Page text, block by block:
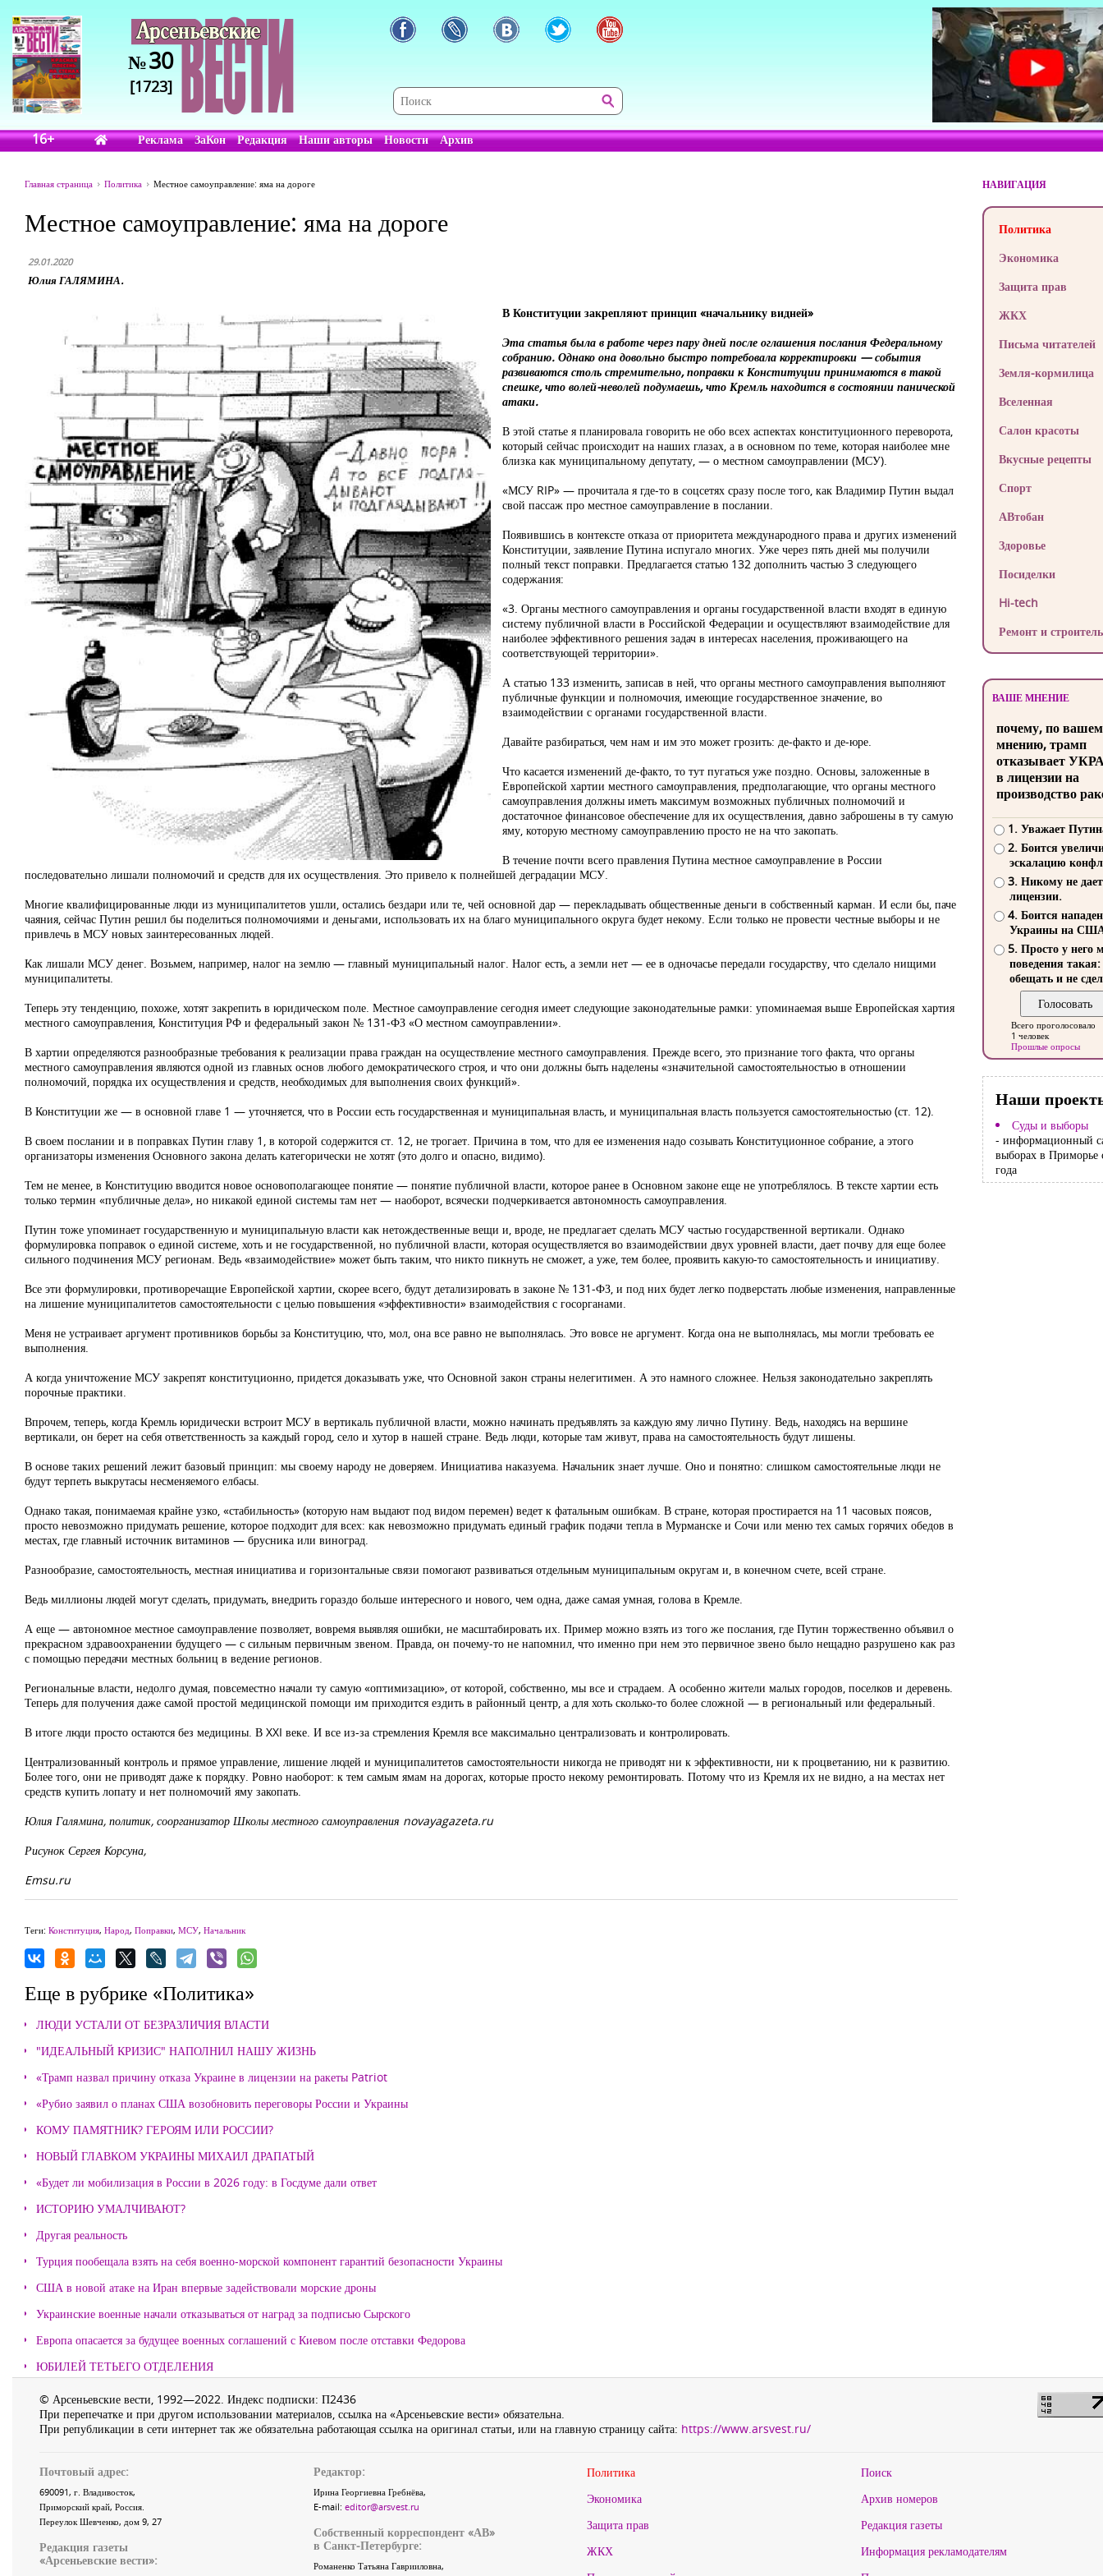
№30
[1723]
16+ Реклама ЗаКон Редакция Наши авторы Новости Архив
Главная страница Политика Местное самоуправление: яма на дороге
Местное самоуправление: яма на дороге
29.01.2020
Юлия ГАЛЯМИНА.
В Конституции закрепляют принцип «начальнику видней»
Эта статья была в работе через пару дней после оглашения послания Федеральному
собранию. Однако она довольно быстро потребовала корректировки — события
развиваются столь стремительно, поправки к Конституции принимаются в такой
спешке, что волей-неволей подумаешь, что Кремль находится в состоянии панической
атаки.
В этой статье я планировала говорить не обо всех аспектах конституционного переворота,
который сейчас происходит на наших глазах, а в основном по теме, которая наиболее мне
близка как муниципальному депутату, — о местном самоуправлении (МСУ).
«МСУ RIP» — прочитала я где-то в соцсетях сразу после того, как Владимир Путин выдал
свой пассаж про местное самоуправление в послании.
Появившись в контексте отказа от приоритета международного права и других изменений
Конституции, заявление Путина испугало многих. Уже через пять дней мы получили
полный текст поправки. Предлагается статью 132 дополнить частью 3 следующего
содержания:
«3. Органы местного самоуправления и органы государственной власти входят в единую
систему публичной власти в Российской Федерации и осуществляют взаимодействие для
наиболее эффективного решения задач в интересах населения, проживающего на
соответствующей территории».
А статью 133 изменить, записав в ней, что органы местного самоуправления выполняют
публичные функции и полномочия, имеющие государственное значение, во
взаимодействии с органами государственной власти.
Давайте разбираться, чем нам и им это может грозить: де-факто и де-юре.
Что касается изменений де-факто, то тут пугаться уже поздно. Основы, заложенные в
Европейской хартии местного самоуправления, предполагающие, что органы местного
самоуправления должны иметь максимум возможных публичных полномочий и
достаточное финансовое обеспечение для их осуществления, давно заброшены в ту самую
яму, которую местному самоуправлению просто не на что закопать.
В течение почти всего правления Путина местное самоуправление в России
последовательно лишали полномочий и средств для их осуществления. Это привело к полнейшей деградации МСУ.
Многие квалифицированные люди из муниципалитетов ушли, остались бездари или те, чей основной дар — перекладывать общественные деньги в собственный карман. И если бы, паче
чаяния, сейчас Путин решил бы поделиться полномочиями и деньгами, использовать их на благо муниципального округа будет некому. Если только не провести честные выборы и не
привлечь в МСУ новых заинтересованных людей.
Как лишали МСУ денег. Возьмем, например, налог на землю — главный муниципальный налог. Налог есть, а земли нет — ее в одночасье передали государству, что сделало нищими
муниципалитеты.
Теперь эту тенденцию, похоже, хотят закрепить в юридическом поле. Местное самоуправление сегодня имеет следующие законодательные рамки: упоминаемая выше Европейская хартия
местного самоуправления, Конституция РФ и федеральный закон № 131-ФЗ «О местном самоуправлении».
В хартии определяются разнообразные требования к реализации права граждан на осуществление местного самоуправления. Прежде всего, это признание того факта, что органы
местного самоуправления являются одной из главных основ любого демократического строя, и что они должны быть наделены «значительной самостоятельностью в отношении
полномочий, порядка их осуществления и средств, необходимых для выполнения своих функций».
В Конституции же — в основной главе 1 — уточняется, что в России есть государственная и муниципальная власть, и муниципальная власть пользуется самостоятельностью (ст. 12).
В своем послании и в поправках Путин главу 1, в которой содержится ст. 12, не трогает. Причина в том, что для ее изменения надо созывать Конституционное собрание, а этого
организаторы изменения Основного закона делать категорически не хотят (это долго и опасно, видимо).
Тем не менее, в Конституцию вводится новое основополагающее понятие — понятие публичной власти, которое ранее в Основном законе еще не употреблялось. В тексте хартии есть
только термин «публичные дела», но никакой единой системы там нет — наоборот, всячески подчеркивается автономность самоуправления.
Путин тоже упоминает государственную и муниципальную власти как нетождественные вещи и, вроде, не предлагает сделать МСУ частью государственной вертикали. Однако
формулировка поправок о единой системе, хоть и не государственной, но публичной власти, которая осуществляется во взаимодействии двух уровней власти, дает почву для еще более
сильного подчинения МСУ регионам. Ведь «взаимодействие» может быть таким, что никто пикнуть не сможет, а уже, тем более, проявить какую-то самостоятельность и инициативу.
Все эти формулировки, противоречащие Европейской хартии, скорее всего, будут детализировать в законе № 131-ФЗ, и под них будет легко подверстать любые изменения, направленные
на лишение муниципалитетов самостоятельности с целью повышения «эффективности» взаимодействия с госорганами.
Меня не устраивает аргумент противников борьбы за Конституцию, что, мол, она все равно не выполнялась. Это вовсе не аргумент. Когда она не выполнялась, мы могли требовать ее
выполнения.
А когда уничтожение МСУ закрепят конституционно, придется доказывать уже, что Основной закон страны нелегитимен. А это намного сложнее. Нельзя законодательно закреплять
порочные практики.
Впрочем, теперь, когда Кремль юридически встроит МСУ в вертикаль публичной власти, можно начинать предъявлять за каждую яму лично Путину. Ведь, находясь на вершине
вертикали, он берет на себя ответственность за каждый город, село и хутор в нашей стране. Ведь люди, которые там живут, права на самостоятельность будут лишены.
В основе таких решений лежит базовый принцип: мы своему народу не доверяем. Инициатива наказуема. Начальник знает лучше. Оно и понятно: слишком самостоятельные люди не
будут терпеть выкрутасы несменяемого елбасы.
Однако такая, понимаемая крайне узко, «стабильность» (которую нам выдают под видом перемен) ведет к фатальным ошибкам. В стране, которая простирается на 11 часовых поясов,
просто невозможно придумать решение, которое подходит для всех: как невозможно придумать единый график подачи тепла в Мурманске и Сочи или меню тех самых горячих обедов в
местах, где главный источник витаминов — брусника или виноград.
Разнообразие, самостоятельность, местная инициатива и горизонтальные связи помогают развиваться отдельным муниципальным округам и, в конечном счете, всей стране.
Ведь миллионы людей могут сделать, придумать, внедрить гораздо больше интересного и нового, чем одна, даже самая умная, голова в Кремле.
А еще — автономное местное самоуправление позволяет, вовремя выявляя ошибки, не масштабировать их. Пример можно взять из того же послания, где Путин торжественно объявил о
прекрасном здравоохранении будущего — с сильным первичным звеном. Правда, он почему-то не напомнил, что именно при нем это первичное звено было нещадно разрушено как раз
с помощью передачи местных больниц в ведение регионов.
Региональные власти, недолго думая, повсеместно начали ту самую «оптимизацию», от которой, собственно, мы все и страдаем. А особенно жители малых городов, поселков и деревень.
Теперь для получения даже самой простой медицинской помощи им приходится ездить в районный центр, а для хоть сколько-то более сложной — в региональный или федеральный.
В итоге люди просто остаются без медицины. В XXI веке. И все из-за стремления Кремля все максимально централизовать и контролировать.
Централизованный контроль и прямое управление, лишение людей и муниципалитетов самостоятельности никогда не приводят ни к эффективности, ни к процветанию, ни к развитию.
Более того, они не приводят даже к порядку. Ровно наоборот: к тем самым ямам на дорогах, которые просто некому ремонтировать. Потому что из Кремля их не видно, а на местах нет
средств купить лопату и нет полномочий яму закопать.
Юлия Галямина, политик, соорганизатор Школы местного самоуправления novayagazeta.ru
Рисунок Сергея Корсуна,
Emsu.ru
Теги: Конституция, Народ, Поправки, МСУ, Начальник
Еще в рубрике «Политика»
ЛЮДИ УСТАЛИ ОТ БЕЗРАЗЛИЧИЯ ВЛАСТИ
"ИДЕАЛЬНЫЙ КРИЗИС" НАПОЛНИЛ НАШУ ЖИЗНЬ
«Трамп назвал причину отказа Украине в лицензии на ракеты Patriot
«Рубио заявил о планах США возобновить переговоры России и Украины
КОМУ ПАМЯТНИК? ГЕРОЯМ ИЛИ РОССИИ?
НОВЫЙ ГЛАВКОМ УКРАИНЫ МИХАИЛ ДРАПАТЫЙ
«Будет ли мобилизация в России в 2026 году: в Госдуме дали ответ
ИСТОРИЮ УМАЛЧИВАЮТ?
Другая реальность
Турция пообещала взять на себя военно-морской компонент гарантий безопасности Украины
США в новой атаке на Иран впервые задействовали морские дроны
Украинские военные начали отказываться от наград за подписью Сырского
Европа опасается за будущее военных соглашений с Киевом после отставки Федорова
ЮБИЛЕЙ ТЕТЬЕГО ОТДЕЛЕНИЯ
НАВИГАЦИЯ
Политика
Экономика
Защита прав
ЖКХ
Письма читателей
Земля-кормилица
Вселенная
Салон красоты
Вкусные рецепты
Спорт
АВтобан
Здоровье
Посиделки
Hi-tech
Ремонт и
ВАШЕ МНЕНИЕ
почему, по
мнению, трамп
отказывает
в лицензии на
производство
1. Уважает
2. Боится
эскалацию
3. Никому не
лицензии.
4. Боится
Украины на
5. Просто у него
поведения такая:
обещать и не
Всего проголосовало
1 человек
Прошлые опросы
Наши
Суды и выборы
- информационный
выборах в Приморье
года
© Арсеньевские вести, 1992—2022. Индекс подписки: П2436
При перепечатке и при другом использовании материалов, ссылка на «Арсеньевские вести» обязательна.
При републикации в сети интернет так же обязательна работающая ссылка на оригинал статьи, или на главную страницу сайта: https://www.arsvest.ru/
Почтовый адрес:
690091, г. Владивосток,
Приморский край, Россия.
Переулок Шевченко, дом 9, 27
Редакция газеты
«Арсеньевские вести»:
Редактор:
Ирина Георгиевна Гребнёва,
E-mail: editor@arsvest.ru
Собственный корреспондент «АВ»
в Санкт-Петербурге:
Романенко Татьяна Гаврииловна,
Политика
Экономика
Защита прав
ЖКХ
Поиск
Архив номеров
Редакция газеты
Информация рекламодателям